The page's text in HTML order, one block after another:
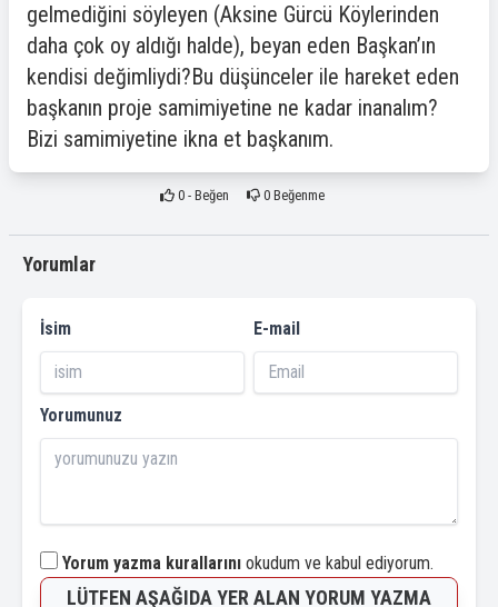
gelmediğini söyleyen (Aksine Gürcü Köylerinden
daha çok oy aldığı halde), beyan eden Başkan’ın
kendisi değimliydi?Bu düşünceler ile hareket eden
başkanın proje samimiyetine ne kadar inanalım?
Bizi samimiyetine ikna et başkanım.
0- Beğen 0 Beğenme
Yorumlar
İsim E-mail
Yorumunuz
Yorum yazma kurallarını okudum ve kabul ediyorum.
LÜTFEN AŞAĞIDA YER ALAN YORUM YAZMA